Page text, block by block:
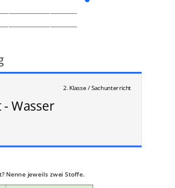
2. Klasse / Sachunterricht
Wasser
Nenne jeweils zwei Stoffe.